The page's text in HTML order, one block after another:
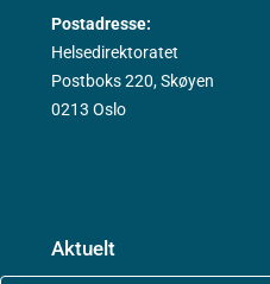
Postadresse:
Helsedirektoratet
Postboks 220, Skøyen
0213 Oslo
Aktuelt